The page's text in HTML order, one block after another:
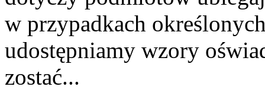
w przypadkach
udostępniamy wzory
zostać...